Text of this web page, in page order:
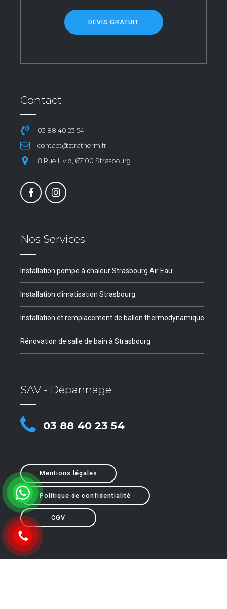
DEVIS GRATUIT
Contact
03 88 40 23 54
contact@stratherm.fr
8 Rue Livio, 67100 Strasbourg
Nos Services
Installation pompe à chaleur Strasbourg Air Eau
Installation climatisation Strasbourg
Installation et remplacement de ballon thermodynamique
Rénovation de salle de bain à Strasbourg
SAV - Dépannage
03 88 40 23 54
Mentions légales
Politique de confidentialité
CGV